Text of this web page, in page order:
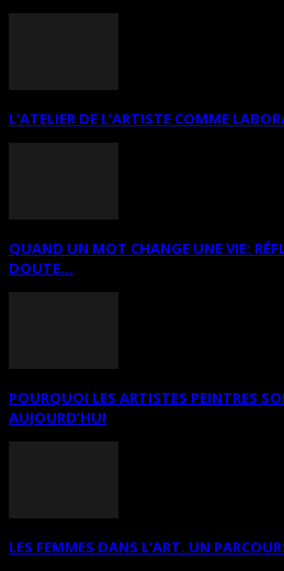
L’ATELIER DE L’ARTISTE COMME
QUAND UN MOT CHANGE UNE VIE:
DOUTE...
POURQUOI LES ARTISTES PEINTRES
AUJOURD’HUI
LES FEMMES DANS L’ART. UN